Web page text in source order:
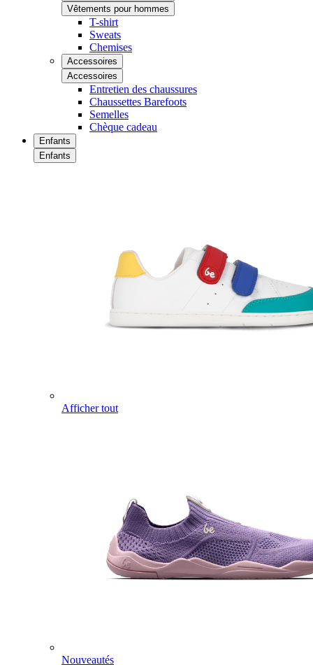
Vêtements pour hommes
T-shirt
Sweats
Chemises
Accessoires
Accessoires
Entretien des chaussures
Chaussettes Barefoots
Semelles
Chèque cadeau
Enfants
Enfants
Afficher tout
Nouveautés